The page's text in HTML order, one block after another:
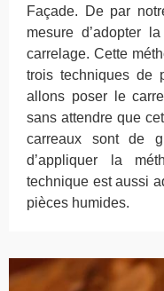
Façade. De par
mesure d’adopter
carrelage. Cette
trois techniques de
allons poser le
sans attendre que
carreaux sont de
d’appliquer la
technique est aussi
pièces humides.